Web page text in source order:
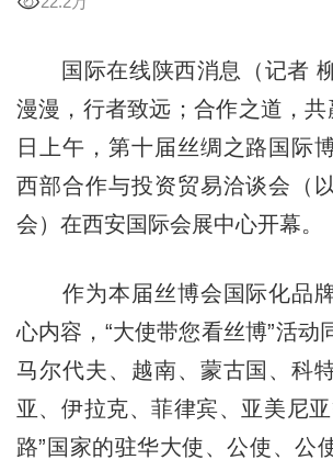
国际在线陕西消息（记者
漫漫，行者致远；合作之道，
日上午，第十届丝绸之路国际
西部合作与投资贸易洽谈会（
会）在西安国际会展中心开幕。
作为本届丝博会国际化品
心内容，“大使带您看丝博”活动
马尔代夫、越南、蒙古国、科
亚、伊拉克、菲律宾、亚美尼
路”国家的驻华大使、公使、公